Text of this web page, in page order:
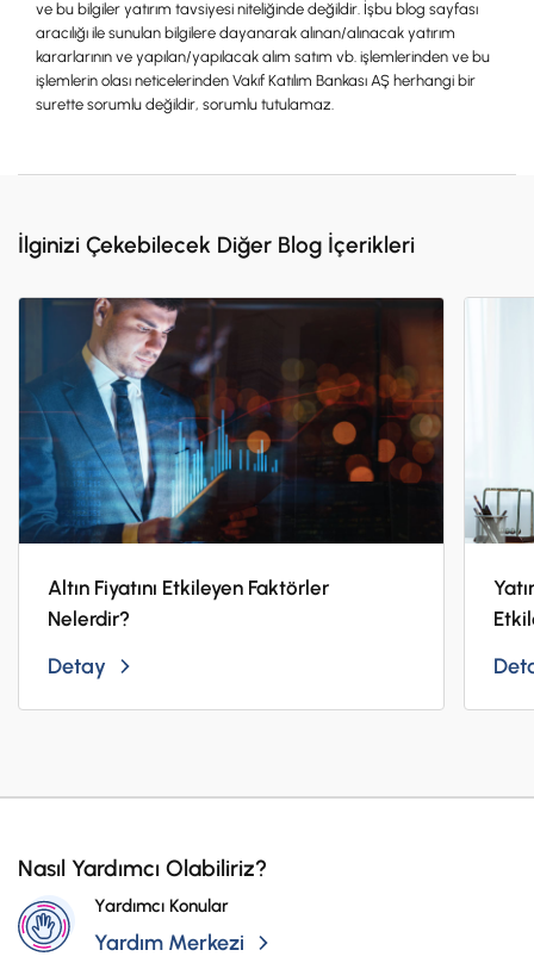
ve bu bilgiler yatırım tavsiyesi niteliğinde değildir. İşbu blog sayfası
aracılığı ile sunulan bilgilere dayanarak alınan/alınacak yatırım
kararlarının ve yapılan/yapılacak alım satım vb. işlemlerinden ve bu
işlemlerin olası neticelerinden Vakıf Katılım Bankası AŞ herhangi bir
surette sorumlu değildir, sorumlu tutulamaz.
İlginizi Çekebilecek Diğer Blog İçerikleri
Altın Fiyatını Etkileyen Faktörler
Nelerdir?
Detay
Nasıl Yardımcı Olabiliriz?
Yardımcı Konular
Yardım Merkezi